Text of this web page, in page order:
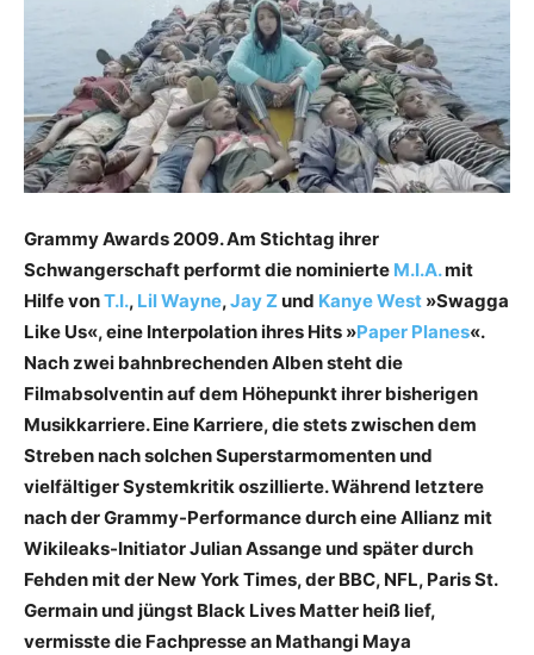
Grammy Awards 2009. Am Stichtag ihrer
Schwangerschaft performt die nominierte M.I.A.mit
Hilfe vonT.I., Lil Wayne,Jay Zund Kanye West »Swagga
Like Us«, eine Interpolation ihres Hits »Paper Planes«.
Nach zwei bahnbrechenden Alben steht die
Filmabsolventin auf dem Höhepunkt ihrer bisherigen
Musikkarriere. Eine Karriere, die stets zwischen dem
Streben nach solchen Superstarmomenten und
vielfältiger Systemkritik oszillierte. Während letztere
nach der Grammy-Performance durch eine Allianz mit
Wikileaks-Initiator Julian Assange und später durch
Fehden mit der New York Times, der BBC, NFL, Paris St.
Germain und jüngst Black Lives Matter heiß lief,
vermisste die Fachpresse an Mathangi Maya